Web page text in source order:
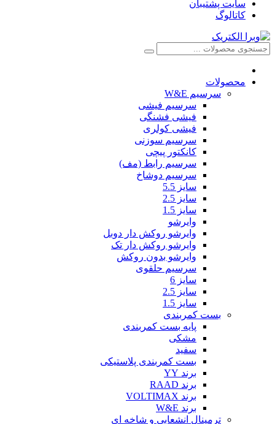
سایت پشتیبان
کاتالوگ
محصولات
سرسیم W&E
سرسیم فیشی
فیشی فشنگی
فیشی کولری
سرسیم سوزنی
کانکتور پیچی
سرسیم رابط (مف)
سرسیم دوشاخ
سایز 5.5
سایز 2.5
سایز 1.5
وایرشو
وایرشو روکش دار دوبل
وایرشو روکش دار تک
وایرشو بدون روکش
سرسیم حلقوی
سایز 6
سایز 2.5
سایز 1.5
بست کمربندی
پایه بست کمربندی
مشکی
سفید
بست کمربندی پلاستیکی
برند YY
برند RAAD
برند VOLTIMAX
برند W&E
ترمینال انشعابی و شاخه ای